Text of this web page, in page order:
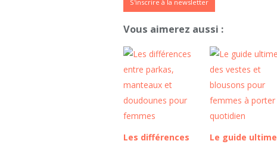
S'inscrire à la newsletter
Vous aimerez aussi :
Les différences
Le guide ultime